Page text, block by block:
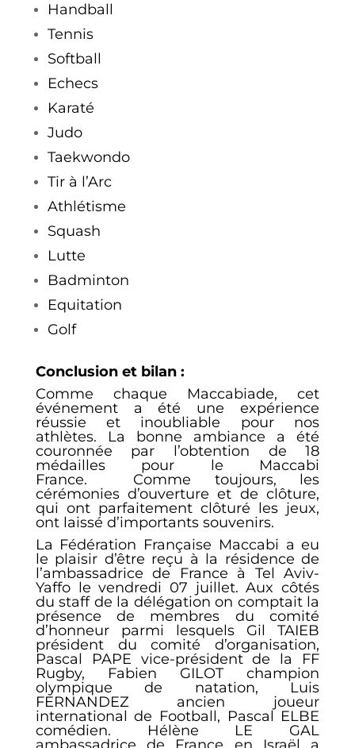
Handball
Tennis
Softball
Echecs
Karaté
Judo
Taekwondo
Tir à l’Arc
Athlétisme
Squash
Lutte
Badminton
Equitation
Golf
Conclusion et bilan :
Comme chaque Maccabiade, cet
événement a été une expérience
réussie et inoubliable pour nos
athlètes. La bonne ambiance a été
couronnée par l’obtention de 18
médailles pour le Maccabi
France. Comme toujours, les
cérémonies d’ouverture et de clôture,
qui ont parfaitement clôturé les jeux,
ont laissé d’importants souvenirs.
La Fédération Française Maccabi a eu
le plaisir d’être reçu à la résidence de
l’ambassadrice de France à Tel Aviv-
Yaffo le vendredi 07 juillet. Aux côtés
du staff de la délégation on comptait la
présence de membres du comité
d’honneur parmi lesquels Gil TAIEB
président du comité d’organisation,
Pascal PAPE vice-président de la FF
Rugby, Fabien GILOT champion
olympique de natation, Luis
FERNANDEZ ancien joueur
international de Football, Pascal ELBE
comédien. Hélène LE GAL